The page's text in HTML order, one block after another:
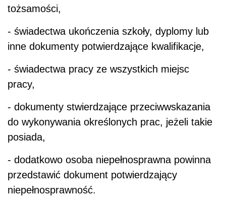
tożsamości,
- świadectwa ukończenia szkoły, dyplomy lub
inne dokumenty potwierdzające kwalifikacje,
- świadectwa pracy ze wszystkich miejsc
pracy,
- dokumenty stwierdzające przeciwwskazania
do wykonywania określonych prac, jeżeli takie
posiada,
- dodatkowo osoba niepełnosprawna powinna
przedstawić dokument potwierdzający
niepełnosprawność.